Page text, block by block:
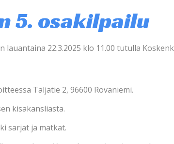
5. osakilpailu
22.3.2025 klo 11.00 tutulla
Taljatie 2, 96600 Rovaniemi.
kisakansliasta.
sarjat ja matkat.